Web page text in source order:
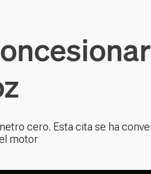
cero. Esta cita se ha
motor